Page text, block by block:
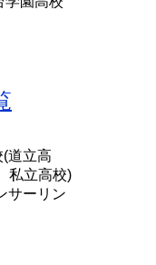
道立高
私立高校)
サーリン